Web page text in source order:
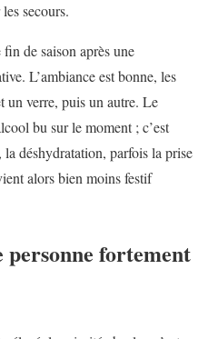
secours.
de saison après une
L’ambiance est bonne, les
un verre, puis un autre. Le
bu sur le moment ; c’est
déshydratation, parfois la prise
alors bien moins festif
personne fortement